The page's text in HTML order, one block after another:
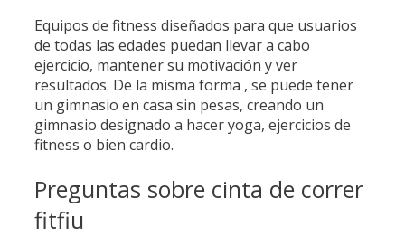
Equipos de fitness diseñados para que usuarios
de todas las edades puedan llevar a cabo
ejercicio, mantener su motivación y ver
resultados. De la misma forma , se puede tener
un gimnasio en casa sin pesas, creando un
gimnasio designado a hacer yoga, ejercicios de
fitness o bien cardio.
Preguntas sobre cinta de correr
fitfiu